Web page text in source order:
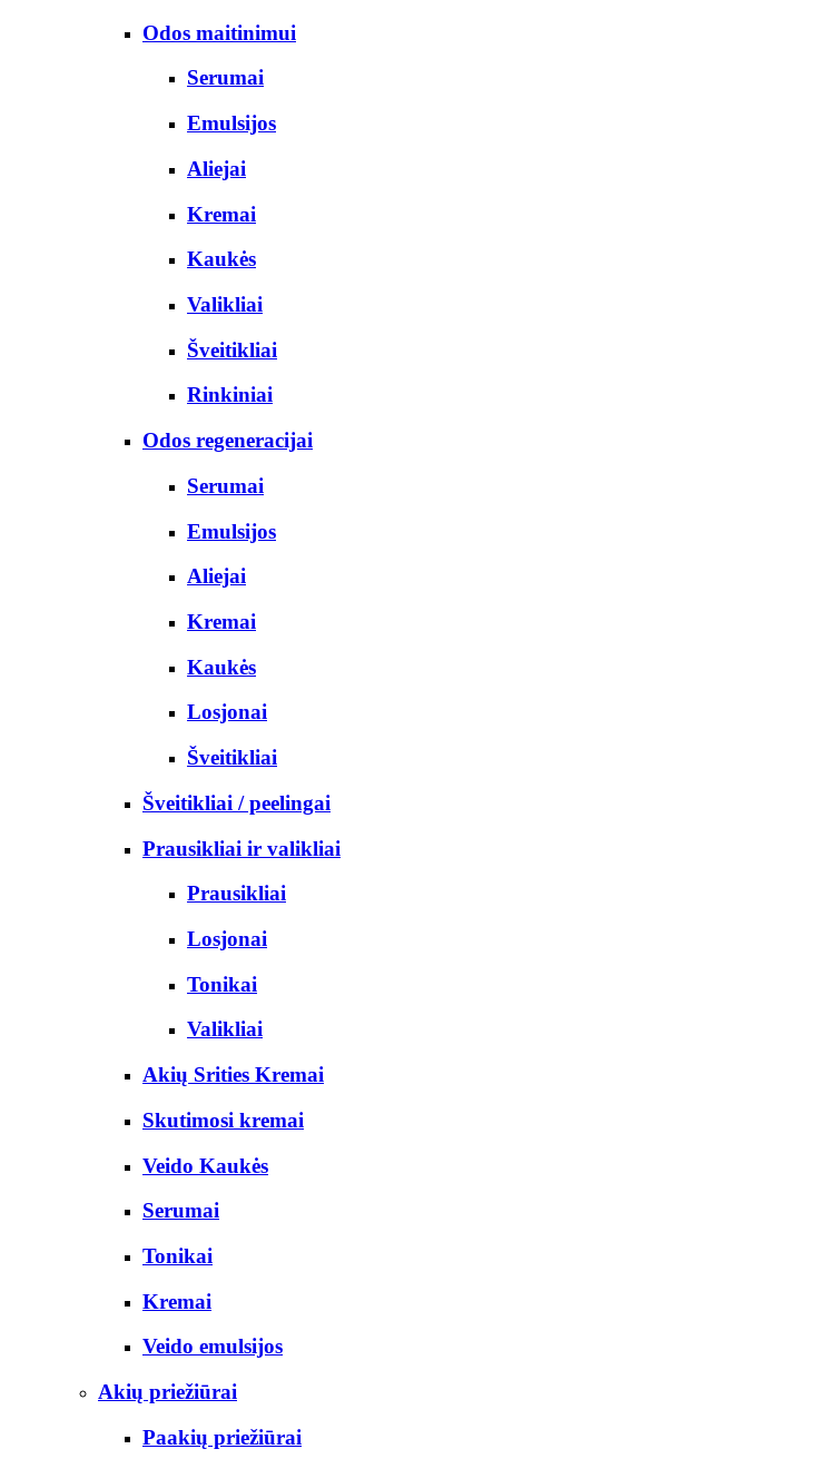
Odos maitinimui
Serumai
Emulsijos
Aliejai
Kremai
Kaukės
Valikliai
Šveitikliai
Rinkiniai
Odos regeneracijai
Serumai
Emulsijos
Aliejai
Kremai
Kaukės
Losjonai
Šveitikliai
Šveitikliai / peelingai
Prausikliai ir valikliai
Prausikliai
Losjonai
Tonikai
Valikliai
Akių Srities Kremai
Skutimosi kremai
Veido Kaukės
Serumai
Tonikai
Kremai
Veido emulsijos
Akių priežiūrai
Paakių priežiūrai